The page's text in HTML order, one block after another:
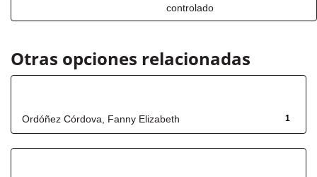
controlado
Otras opciones relacionadas
1
Ordóñez Córdova, Fanny Elizabeth